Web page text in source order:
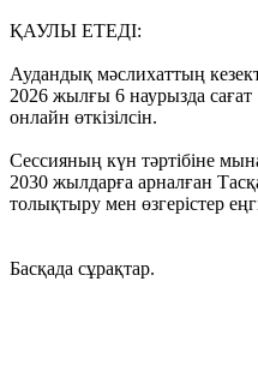
ҚАУЛЫ ЕТЕДІ:
Аудандық мәслихаттың
2026 жылғы 6 наурызда сағат
онлайн өткізілсін.
Сессияның күн тәртібіне
2030 жылдарға арналған
толықтыру мен өзгерістер
Басқада сұрақтар.